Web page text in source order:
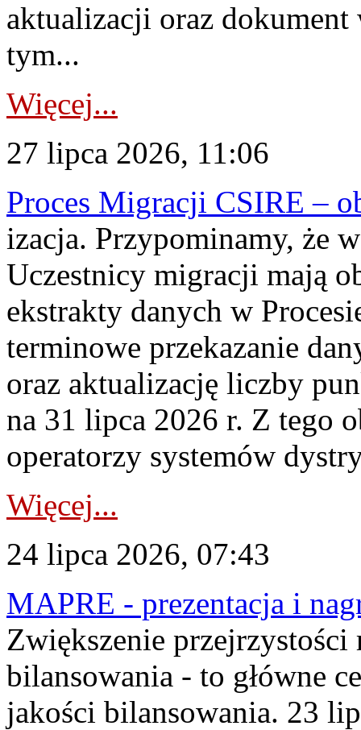
aktualizacji oraz
tym...
Więcej...
27 lipca 2026, 11:06
Proces Migracji CSIRE –
izacja. Przypominamy, że
Uczestnicy migracji mają
ekstrakty danych w
terminowe przekazanie
oraz aktualizację liczby
na 31 lipca 2026 r. Z tego
operatorzy systemów
Więcej...
24 lipca 2026, 07:43
MAPRE - prezentacja i
Zwiększenie
bilansowania - to główne
jakości bilansowania. 23